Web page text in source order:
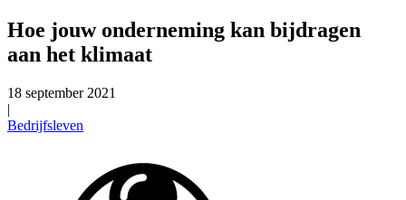
Hoe jouw onderneming kan bijdragen
aan het klimaat
18 september 2021
|
Bedrijfsleven